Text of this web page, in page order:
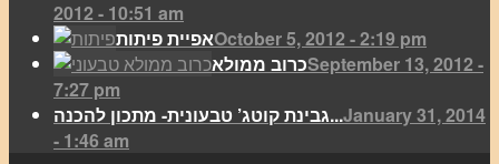
2012 - 10:51 am
אפיית פיתותOctober 5, 2012 - 2:19 pm
כרוב ממולאSeptember 13, 2012 -
7:27 pm
גבינת קוטג’ טבעונית- מתכון להכנה...January 31, 2014
- 1:46 am